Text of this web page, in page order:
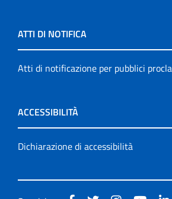
ATTI DI NOTIFICA
Atti di notificazione per pubblici
ACCESSIBILITÀ
Dichiarazione di accessibilità